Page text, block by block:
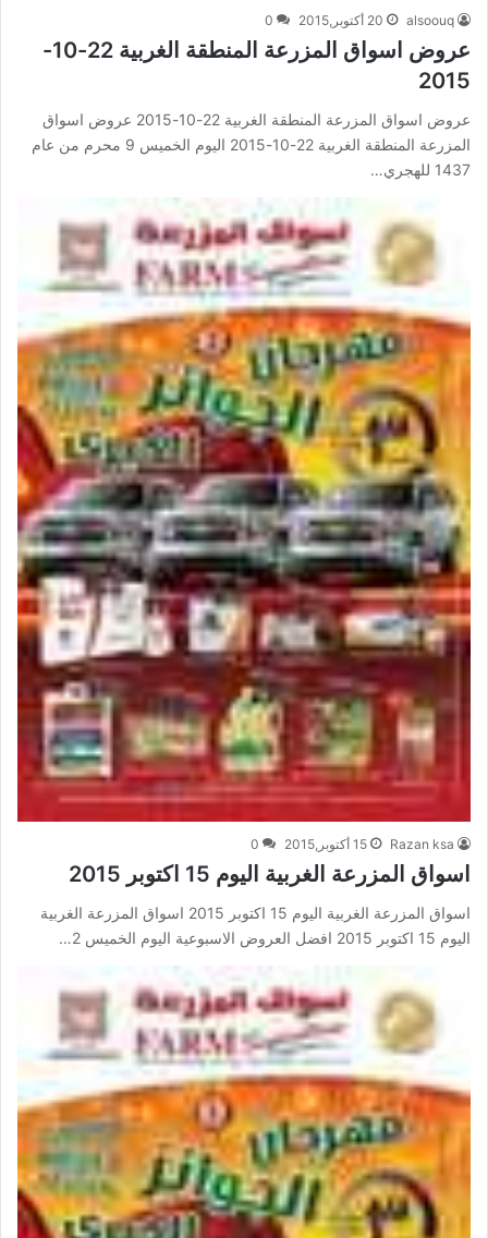
alsoouq 20 أكتوبر,2015 0
عروض اسواق المزرعة المنطقة الغربية 22-10-
2015
عروض اسواق المزرعة المنطقة الغربية 22-10-2015 عروض اسواق
المزرعة المنطقة الغربية 22-10-2015 اليوم الخميس 9 محرم من عام
1437 للهجري…
Razan ksa 15 أكتوبر,2015 0
اسواق المزرعة الغربية اليوم 15 اكتوبر 2015
اسواق المزرعة الغربية اليوم 15 اكتوبر 2015 اسواق المزرعة الغربية
اليوم 15 اكتوبر 2015 افضل العروض الاسبوعية اليوم الخميس 2…